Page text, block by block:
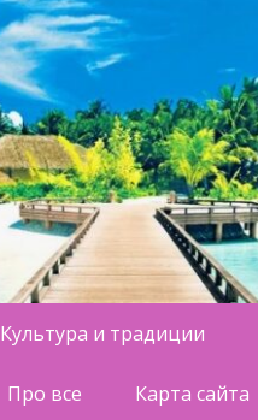
Культура и традиции
Про все Карта сайта